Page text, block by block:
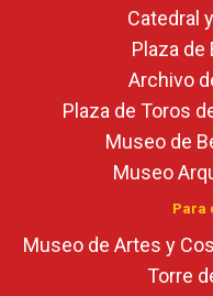
Catedral
Plaza de
Archivo
Plaza de Toros
Museo de
Museo
Para
Museo de Artes y
Torre